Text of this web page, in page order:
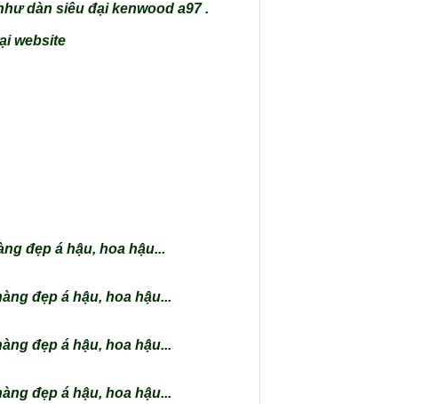
dàn siêu đại kenwood a97 .
website
đẹp á hậu, hoa hậu...
đẹp á hậu, hoa hậu...
đẹp á hậu, hoa hậu...
đẹp á hậu, hoa hậu...